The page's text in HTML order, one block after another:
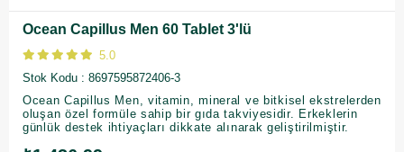
Ocean Capillus Men 60 Tablet 3'lü
5.0
Stok Kodu
8697595872406-3
Ocean Capillus Men, vitamin, mineral ve bitkisel ekstrelerden
oluşan özel formüle sahip bir gıda takviyesidir. Erkeklerin
günlük destek ihtiyaçları dikkate alınarak geliştirilmiştir.